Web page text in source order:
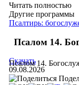
Читать полностью
Другие программы
Псалтирь:
Псалом 14.
Псалом 14.
Скачать
09.08.2026